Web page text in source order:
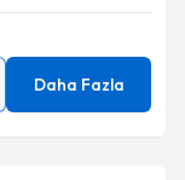
Daha Fazla